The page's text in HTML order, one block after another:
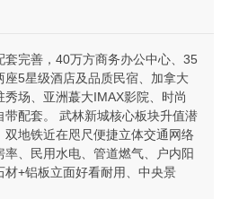
套完善，40万方商务办公中心、35
座5星级酒店及品质民宿、加拿大
秀场、亚洲蕞大IMAX影院、时尚
带配套。 武林新城核心板块升值潜
双地铁近在咫尺便捷立体交通网络
率、民用水电、管道燃气、户内阳
材+铝板立面好看耐用、中央景